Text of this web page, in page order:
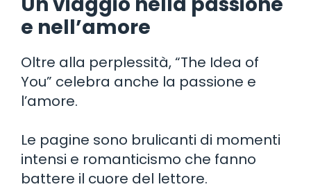
e nell’amore
Oltre alla perplessità, “The Idea of
You” celebra anche la passione e
l’amore.
Le pagine sono brulicanti di momenti
intensi e romanticismo che fanno
battere il cuore del lettore.